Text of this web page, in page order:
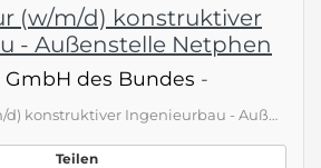
(w/m/d) konstruktiver
- Außenstelle Netphen
des Bundes -
Bauingenieur (w/m/d) konstruktiver Ingenieurbau - Außenstelle Netphen Standort(e) 57250 Netphen Unternehmen Niederlassung Westfalen Entgeltgruppe E12 Fachbereich Ingenieurwesen Erfahrungsniveau Berufserfahrene Vertrag Unbefristet Gemeinsam. Sicher. Mobil. Eine funktionierende Autobahninfrastruktur ist der Garant dafür, dass Deutschland mobil ist. Damit das so bleibt, brauchen wir Ihre Expertise als Ingenieurin oder Ingenieur. Tausende Brücken, hunderte Tunnel und unzählige Nebenanlagen müssen r…
Teilen